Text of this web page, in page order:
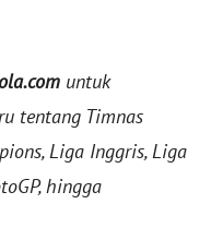
untuk
tentang Timnas
Liga Inggris, Liga
hingga